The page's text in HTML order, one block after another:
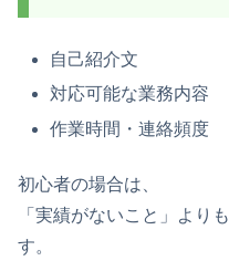
自己紹介文
対応可能な業務内容
作業時間・連絡頻度
初心者の場合は、
「実績がないこと」よりも
す。